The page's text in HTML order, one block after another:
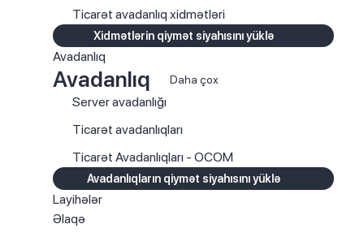
Ticarət avadanlıq xidmətləri
Xidmətlərin qiymət siyahısını yüklə
Avadanlıq
Avadanlıq Daha çox
Server avadanlığı
Ticarət avadanlıqları
Ticarət Avadanlıqları - OCOM
Avadanlıqların qiymət siyahısını yüklə
Layihələr
Əlaqə